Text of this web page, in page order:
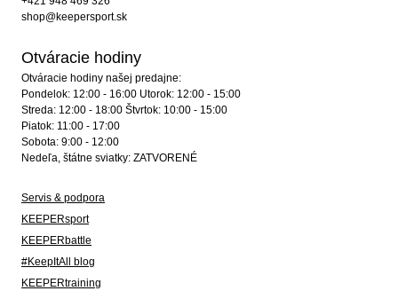
shop@keepersport.sk
Otváracie hodiny
Otváracie hodiny našej predajne:
Pondelok: 12:00 - 16:00 Utorok: 12:00 - 15:00
Streda: 12:00 - 18:00 Štvrtok: 10:00 - 15:00
Piatok: 11:00 - 17:00
Sobota: 9:00 - 12:00
Nedeľa, štátne sviatky: ZATVORENÉ
Servis & podpora
KEEPERsport
KEEPERbattle
#KeepItAll blog
KEEPERtraining